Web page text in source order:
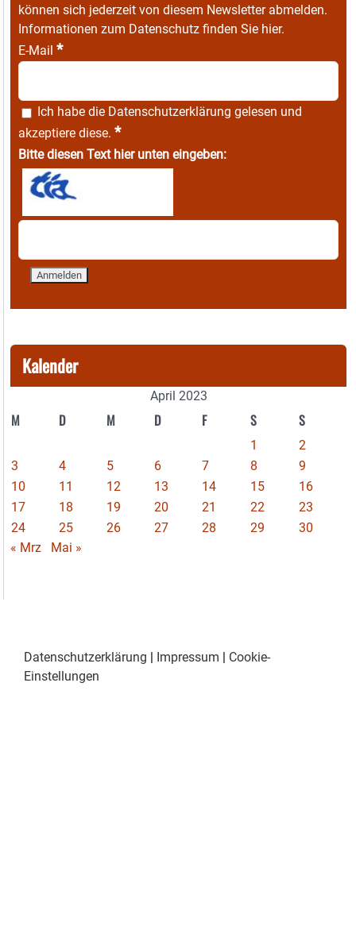
können sich jederzeit von diesem Newsletter abmelden.
Informationen zum Datenschutz finden Sie hier.
E-Mail *
Ich habe die Datenschutzerklärung gelesen und
akzeptiere diese. *
Bitte diesen Text hier unten eingeben:
Kalender
April 2023
M D M D F S S
1
2
3
4 5 6 7 8
9
10
11 12 13 14 15
16
17
18 19 20 21 22
23
24
25 26 27 28 29
30
« Mrz
Mai »
Datenschutzerklärung Impressum
Cookie-
Einstellungen